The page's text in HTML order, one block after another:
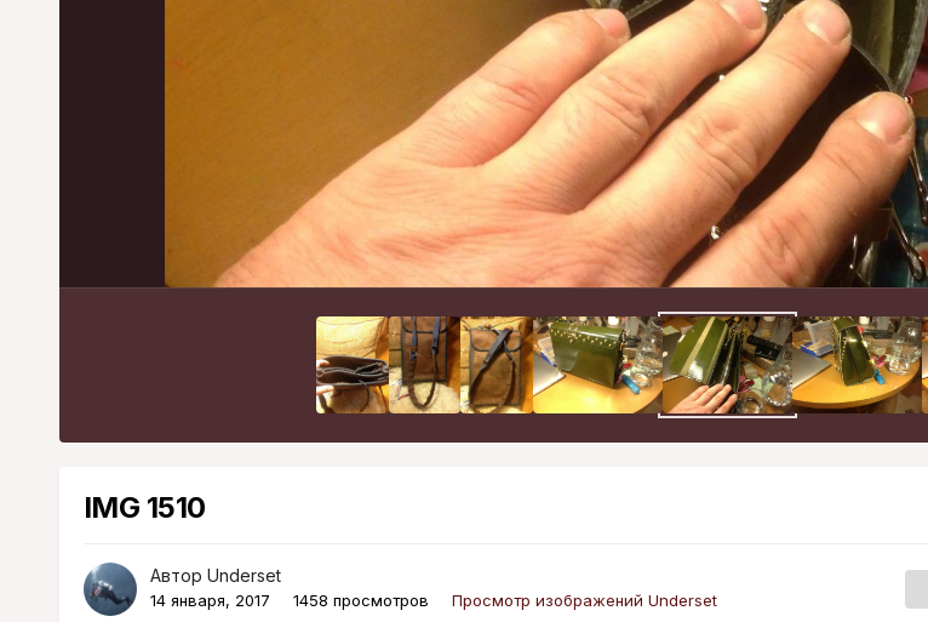
IMG 1510
Автор Underset
14 января, 2017 1458 просмотров Просмотр изображений Underset